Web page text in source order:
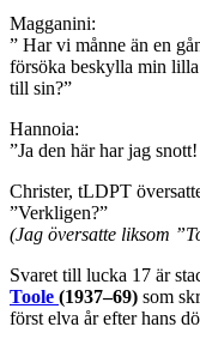
Magganini:
” Har vi månne än en
försöka beskylla min
till sin?”
Hannoia:
”Ja den här har jag
Christer, tLDPT
”Verkligen?”
(Jag översatte liksom
Svaret till lucka 17 är
Toole (1937–69) som
först elva år efter hans